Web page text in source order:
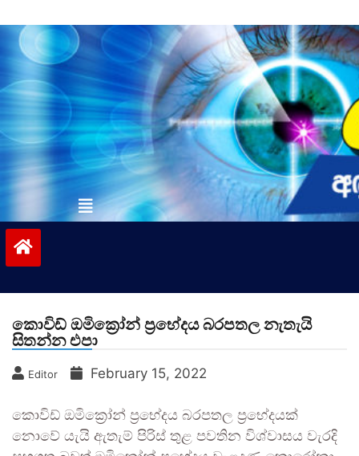
to
contentvinivida.lk
කොවිඩ් ඔමික්‍රෝන් ප්‍රභේදය බරපතල නැතැයි
සිතන්න එපා
Editor February 15, 2022
කොවිඩ් ඔමික්‍රෝන් ප්‍රභේදය බරපතල ප්‍රභේදයක්
නොවේ යැයි ඇතැම් පිරිස් තුළ පවතින විශ්වාසය වැරදි